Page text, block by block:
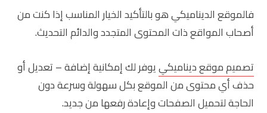
فالموقع الديناميكي هو بالتأكيد الخيار المناسب إذا كنت من
أصحاب المواقع ذات المحتوى المتجدد والدائم التحديث.
تصميم موقع ديناميكييوفر لك إمكانية إضافة – تعديل أو
حذف أي محتوى من الموقع بكل سهولة وسرعة دون
الحاجة لتحميل الصفحات وإعادة رفعها من جديد.